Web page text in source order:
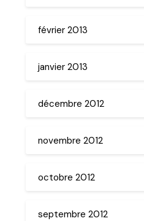
février 2013
janvier 2013
décembre 2012
novembre 2012
octobre 2012
septembre 2012